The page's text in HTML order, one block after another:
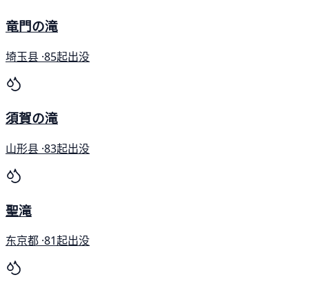
竜門の滝
埼玉县 ·85起出没
須賀の滝
山形县 ·83起出没
聖滝
东京都 ·81起出没